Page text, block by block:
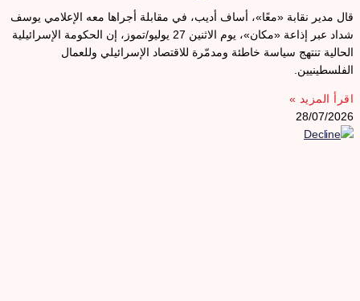
قال مدير نقابة «معًا»، أساف أديب، في مقابلة أجراها معه الإعلامي يوسف
شداد عبر إذاعة «مكان»، يوم الاثنين 27 يوليو/تموز، إن الحكومة الإسرائيلية
الحالية تنتهج سياسة خاطئة ومدمّرة للاقتصاد الإسرائيلي وللعمال
الفلسطينيين.
اقرأ المزيد »
28/07/2026